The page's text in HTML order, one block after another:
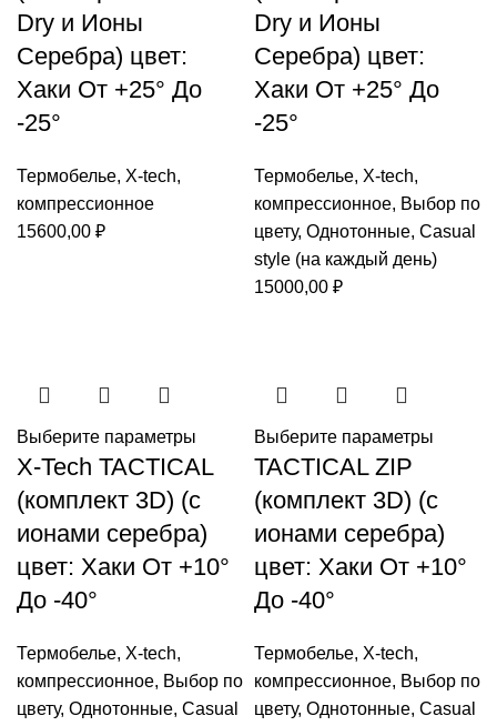
Dry и Ионы
Серебра) цвет:
Хаки От +25° До
-25°
Термобелье, X-tech,
компрессионное
15600,00 ₽
Dry и Ионы
Серебра) цвет:
Хаки От +25° До
-25°
Термобелье, X-tech,
компрессионное, Выбор по
цвету, Однотонные, Casual
style (на каждый день)
15000,00 ₽
Выберите параметры
X-Tech TACTICAL
(комплект 3D) (с
ионами серебра)
цвет: Хаки От +10°
До -40°
Термобелье, X-tech,
компрессионное, Выбор по
цвету, Однотонные, Casual
Выберите параметры
TACTICAL ZIP
(комплект 3D) (с
ионами серебра)
цвет: Хаки От +10°
До -40°
Термобелье, X-tech,
компрессионное, Выбор по
цвету, Однотонные, Casual